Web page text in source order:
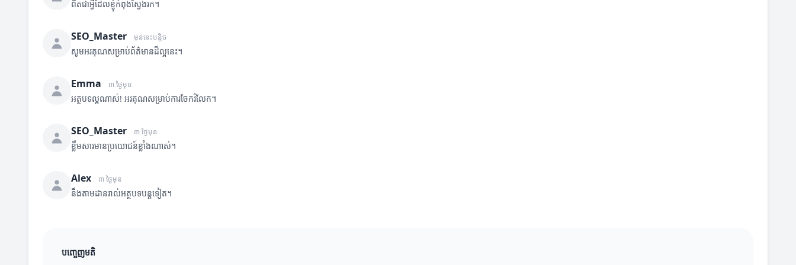
ពិតជាអ្វីដែលខ្ញុំកំពុងស្វែងរក។
SEO_Master មុននេះបន្តិច
សូមអរគុណសម្រាប់ព័ត៌មានដ៏ល្អនេះ។
Emma ៣ ថ្ងៃមុន
អត្ថបទល្អណាស់! អរគុណសម្រាប់ការចែករំលែក។
SEO_Master ៣ ថ្ងៃមុន
ខ្លឹមសារមានប្រយោជន៍ខ្លាំងណាស់។
Alex ៣ ថ្ងៃមុន
នឹងតាមដានរាល់អត្ថបទបន្តទៀត។
បញ្ចេញមតិ